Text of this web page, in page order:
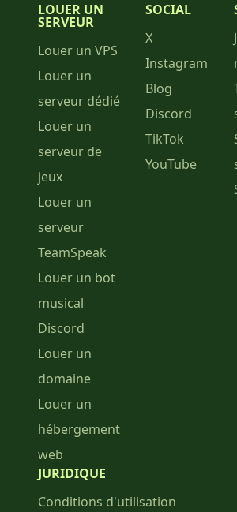
LOUER UN
SERVEUR
Louer un VPS
Louer un
serveur dédié
Louer un
serveur de
jeux
Louer un
serveur
TeamSpeak
Louer un bot
musical
Discord
Louer un
domaine
Louer un
hébergement
web
SOCIAL
X
Instagram
Blog
Discord
TikTok
YouTube
JURIDIQUE
Conditions d'utilisation